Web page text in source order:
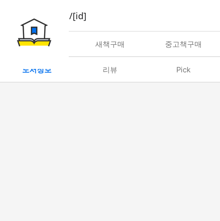
book/rent/[id]
대여 새책구매 중고책구매
도서정보 리뷰 Pick